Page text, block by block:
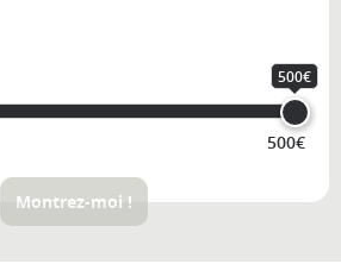
500€
500€
Montrez-moi !